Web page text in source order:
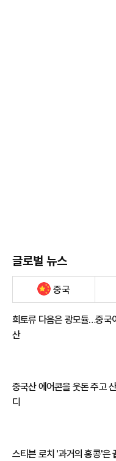
글로벌 뉴스
중국
희토류 다음은 광모듈…중국
산
중국산 에어콘을 웃돈 주고
디
스티븐 로치 '과거의 홍콩'은